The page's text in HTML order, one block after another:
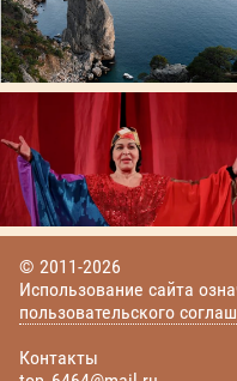
© 2011-2026
Использование сайта
пользовательского
Контакты